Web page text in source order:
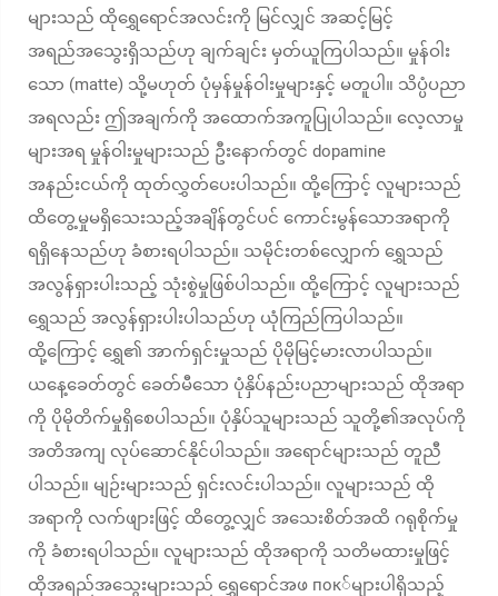
များသည် ထိုရွှေရောင်အလင်းကို မြင်လျှင် အဆင့်မြင့်
အရည်အသွေးရှိသည်ဟု ချက်ချင်း မှတ်ယူကြပါသည်။ မှုန်ဝါး
သော (matte) သို့မဟုတ် ပုံမှန်မှုန်ဝါးမှုများနှင့် မတူပါ။ သိပ္ပံပညာ
အရလည်း ဤအချက်ကို အထောက်အကူပြုပါသည်။ လေ့လာမှု
များအရ မှုန်ဝါးမှုများသည် ဦးနောက်တွင် dopamine
အနည်းငယ်ကို ထုတ်လွှတ်ပေးပါသည်။ ထို့ကြောင့် လူများသည်
ထိတွေ့မှုမရှိသေးသည့်အချိန်တွင်ပင် ကောင်းမွန်သောအရာကို
ရရှိနေသည်ဟု ခံစားရပါသည်။ သမိုင်းတစ်လျှောက် ရွှေသည်
အလွန်ရှားပါးသည့် သုံးစွဲမှုဖြစ်ပါသည်။ ထို့ကြောင့် လူများသည်
ရွှေသည် အလွန်ရှားပါးပါသည်ဟု ယုံကြည်ကြပါသည်။
ထို့ကြောင့် ရွှေ၏ အာက်ရှင်းမှုသည် ပိုမိုမြင့်မားလာပါသည်။
ယနေ့ခေတ်တွင် ခေတ်မီသော ပုံနှိပ်နည်းပညာများသည် ထိုအရာ
ကို ပိုမိုတိက်မှုရှိစေပါသည်။ ပုံနှိပ်သူများသည် သူတို့၏အလုပ်ကို
အတိအကျ လုပ်ဆောင်နိုင်ပါသည်။ အရောင်များသည် တူညီ
ပါသည်။ မျဉ်းများသည် ရှင်းလင်းပါသည်။ လူများသည် ထို
အရာကို လက်ဖျားဖြင့် ထိတွေ့လျှင် အသေးစိတ်အထိ ဂရုစိုက်မှု
ကို ခံစားရပါသည်။ လူများသည် ထိုအရာကို သတိမထားမှုဖြင့်
ထိုအရည်အသွေးများသည် ရွှေရောင်အဖ пок်များပါရှိသည့်